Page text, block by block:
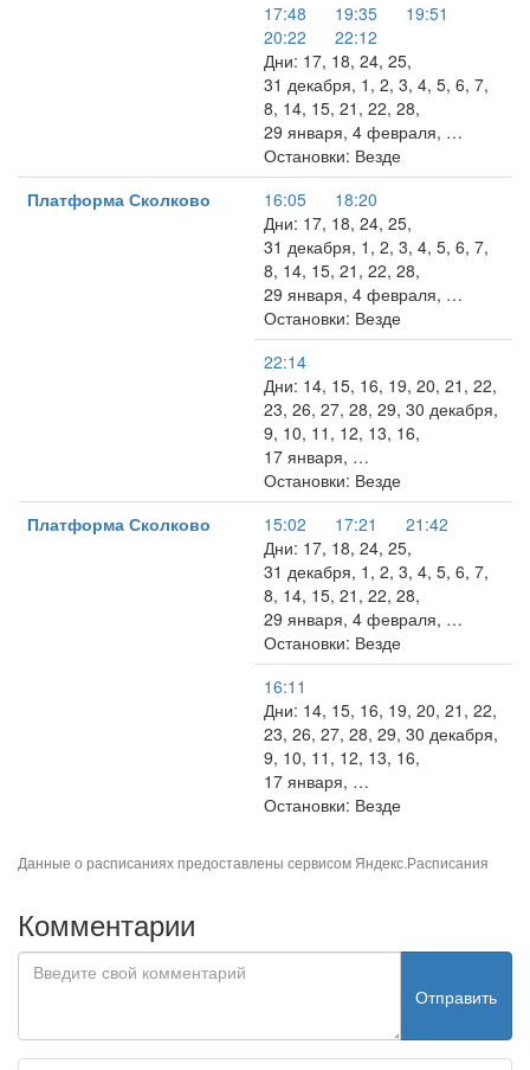
17:48
19:35
19:51
20:22
22:12
Дни: 17, 18, 24, 25,
31 декабря, 1, 2, 3, 4, 5, 6, 7,
8, 14, 15, 21, 22, 28,
29 января, 4 февраля, …
Остановки: Везде
Платформа Сколково
16:05
18:20
Дни: 17, 18, 24, 25,
31 декабря, 1, 2, 3, 4, 5, 6, 7,
8, 14, 15, 21, 22, 28,
29 января, 4 февраля, …
Остановки: Везде
22:14
Дни: 14, 15, 16, 19, 20, 21, 22,
23, 26, 27, 28, 29, 30 декабря,
9, 10, 11, 12, 13, 16,
17 января, …
Остановки: Везде
Платформа Сколково
15:02 17:21
21:42
Дни: 17, 18, 24, 25,
31 декабря, 1, 2, 3, 4, 5, 6, 7,
8, 14, 15, 21, 22, 28,
29 января, 4 февраля, …
Остановки: Везде
16:11
Дни: 14, 15, 16, 19, 20, 21, 22,
23, 26, 27, 28, 29, 30 декабря,
9, 10, 11, 12, 13, 16,
17 января, …
Остановки: Везде
Данные о расписаниях предоставлены сервисом Яндекс.Расписания
Комментарии
Отправить